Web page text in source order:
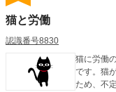
猫と労働
認識番号8830
猫に労働
です。猫
ため、不